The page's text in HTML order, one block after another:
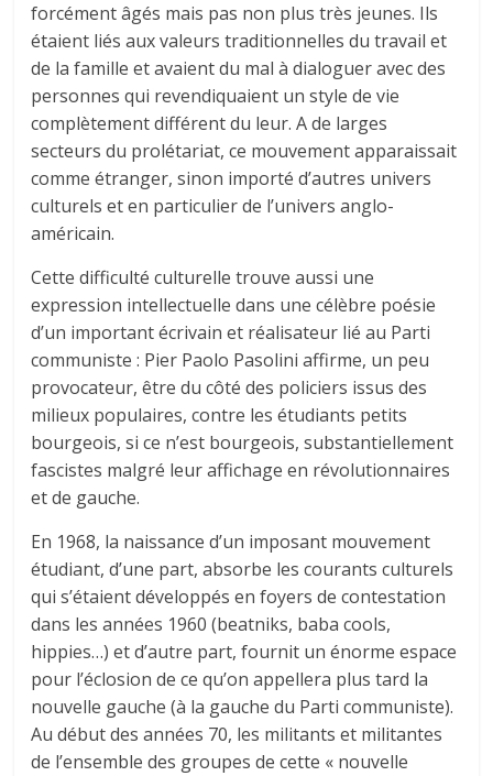
forcément âgés mais pas non plus très jeunes. Ils
étaient liés aux valeurs traditionnelles du travail et
de la famille et avaient du mal à dialoguer avec des
personnes qui revendiquaient un style de vie
complètement différent du leur. A de larges
secteurs du prolétariat, ce mouvement apparaissait
comme étranger, sinon importé d’autres univers
culturels et en particulier de l’univers anglo-
américain.
Cette difficulté culturelle trouve aussi une
expression intellectuelle dans une célèbre poésie
d’un important écrivain et réalisateur lié au Parti
communiste : Pier Paolo Pasolini affirme, un peu
provocateur, être du côté des policiers issus des
milieux populaires, contre les étudiants petits
bourgeois, si ce n’est bourgeois, substantiellement
fascistes malgré leur affichage en révolutionnaires
et de gauche.
En 1968, la naissance d’un imposant mouvement
étudiant, d’une part, absorbe les courants culturels
qui s’étaient développés en foyers de contestation
dans les années 1960 (beatniks, baba cools,
hippies…) et d’autre part, fournit un énorme espace
pour l’éclosion de ce qu’on appellera plus tard la
nouvelle gauche (à la gauche du Parti communiste).
Au début des années 70, les militants et militantes
de l’ensemble des groupes de cette « nouvelle